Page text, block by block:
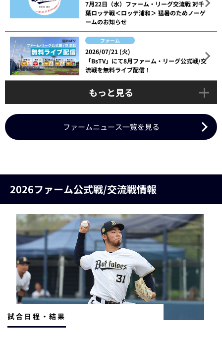
7月22日（水）ファーム・リーグ交流戦 対千
葉ロッテ戦＜ロッテ浦和＞ 猛暑のためノーゲ
ームのお知らせ
ファーム
2026/07/21 (火)
「BsTV」にて8月ファーム・リーグ公式戦/交
流戦を無料ライブ配信！
もっと見る
ファームニュース一覧を見る
2026ファーム公式戦/交流戦情報
試合日程・結果